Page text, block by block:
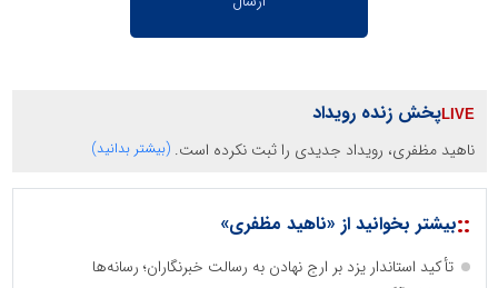
پخش زنده رویداد
ناهید مظفری، رویداد جدیدی را ثبت نکرده است. (بیشتر بدانید)
::بیشتر بخوانید از «ناهید مظفری»
تأکید استاندار یزد بر ارج نهادن به رسالت خبرنگاران؛ رسانه‌ها